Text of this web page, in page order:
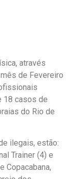
através
de Fevereiro
18 casos de
do Rio de
ilegais, estão:
Trainer (4) e
Copacabana,